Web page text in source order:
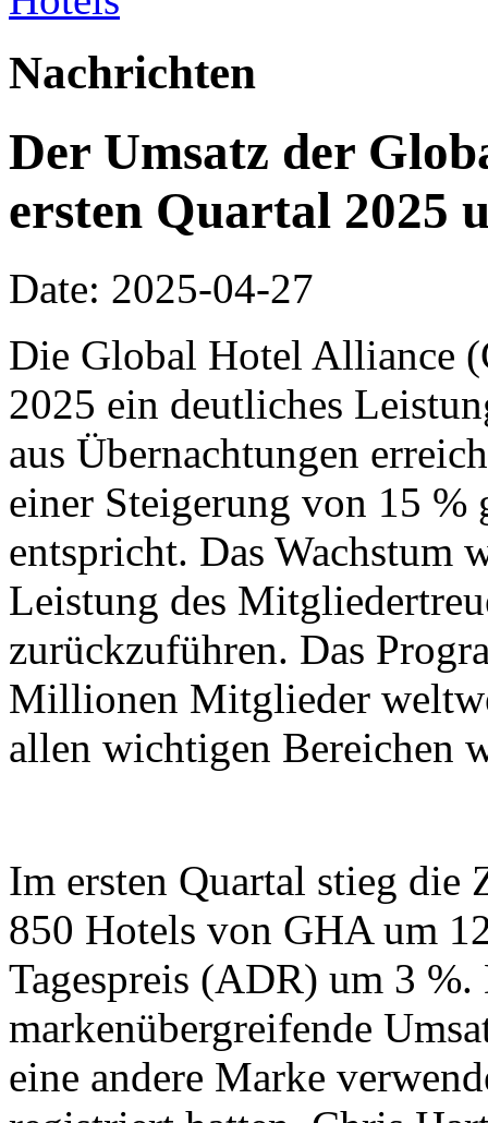
Nachrichten
Der Umsatz der
ersten Quartal 2025
Date: 2025-04-27
Die Global Hotel Alliance
2025 ein deutliches
aus Übernachtungen
einer Steigerung von 15 %
entspricht. Das Wachstum
Leistung des
zurückzuführen. Das
Millionen Mitglieder
allen wichtigen Bereichen
Im ersten Quartal stieg die
850 Hotels von GHA um
Tagespreis (ADR) um 3
markenübergreifende
eine andere Marke